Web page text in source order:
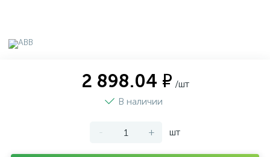
2 898.04 ₽ /шт
В наличии
- + шт